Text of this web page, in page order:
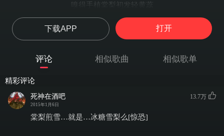
嗅得手植棠梨初发轻黄蕊
待小暑悄过 新梨渐垂
来邀东邻女伴撷果缓缓归
旧岁采得枝头细雪
轻挼草色二三入卷
烛火惺忪却可与她漫聊彻夜
下载APP 打开
评论 相似歌曲 相似歌单
精彩评论
死神在酒吧
2015年1月6日
13.7万
棠梨煎雪…就是…冰糖雪梨么[惊恐]